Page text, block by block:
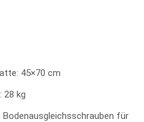
45×70 cm
28 kg
Bodenausgleichsschrauben für